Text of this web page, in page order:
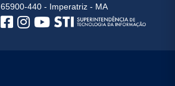
65900-440 - Imperatriz - MA